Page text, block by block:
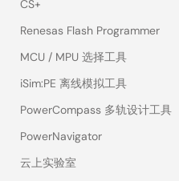
CS+
Renesas Flash Programmer
MCU / MPU 选择工具
iSim:PE 离线模拟工具
PowerCompass 多轨设计工具
PowerNavigator
云上实验室